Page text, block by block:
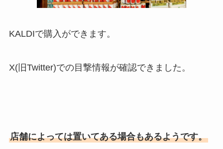
KALDIで購入ができます。
X(旧Twitter)での目撃情報が確認できました。
店舗によっては置いてある場合もあるようです。